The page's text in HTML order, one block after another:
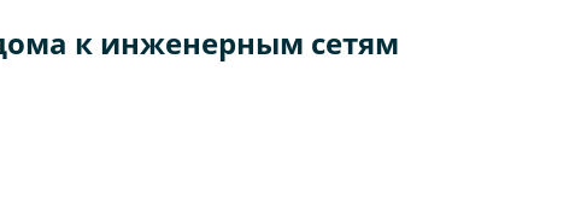
к инженерным сетям